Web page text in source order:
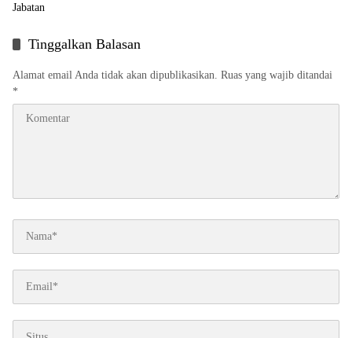
Jabatan
Tinggalkan Balasan
Alamat email Anda tidak akan dipublikasikan. Ruas yang wajib ditandai
*